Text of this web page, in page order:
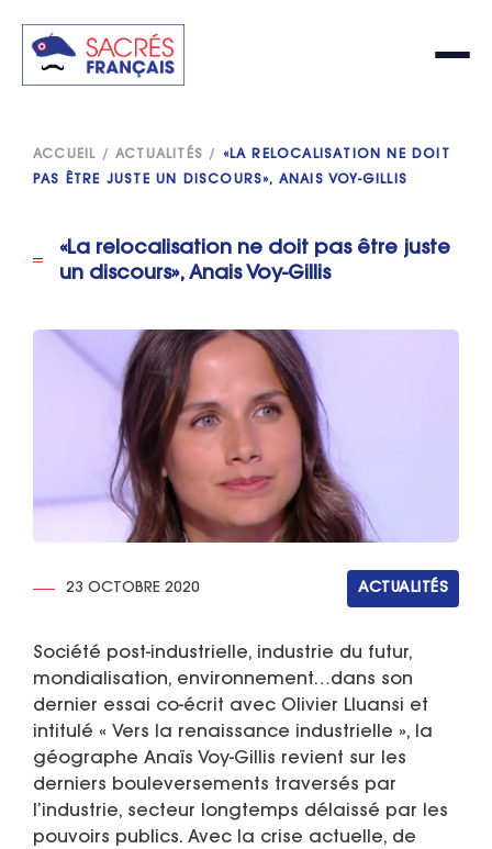
ACCUEIL /ACTUALITÉS /
«LA RELOCALISATION NE DOIT
PAS ÊTRE JUSTE UN DISCOURS», ANAIS VOY-GILLIS
«La relocalisation ne doit pas être juste
un discours», Anais Voy-Gillis
23 OCTOBRE 2020 ACTUALITÉS
Société post-industrielle, industrie du futur,
mondialisation, environnement…dans son
dernier essai co-écrit avec Olivier Lluansi et
intitulé « Vers la renaissance industrielle », la
géographe Anaïs Voy-Gillis revient sur les
derniers bouleversements traversés par
l’industrie, secteur longtemps délaissé par les
pouvoirs publics. Avec la crise actuelle, de